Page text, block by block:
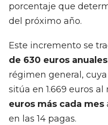
porcentaje que
del próximo año.
Este incremento se
de 630 euros anuales
régimen general,
sitúa en 1.669 euros
euros más cada mes
en las 14 pagas.